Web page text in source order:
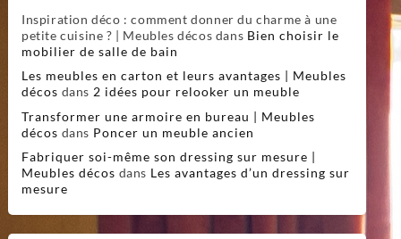
Inspiration déco : comment donner du charme à une
petite cuisine ? | Meubles décos dans Bien choisir le
mobilier de salle de bain
Les meubles en carton et leurs avantages | Meubles
décos dans 2 idées pour relooker un meuble
Transformer une armoire en bureau | Meubles
décos dans Poncer un meuble ancien
Fabriquer soi-même son dressing sur mesure |
Meubles décos dans Les avantages d’un dressing sur
mesure